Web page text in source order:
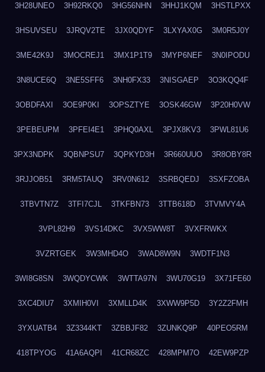
3H28UNEO 3H92RKQ0 3HG56NHN 3HHJ1KQM 3HSTLPXX
3HSUVSEU 3JRQV2TE 3JX0QDYF 3LXYAX0G 3M0R5J0Y
3ME42K9J 3MOCREJ1 3MX1P1T9 3MYP6NEF 3N0IPODU
3N8UCE6Q 3NE5SFF6 3NH0FX33 3NISGAEP 3O3KQQ4F
3OBDFAXI 3OE9P0KI 3OPSZTYE 3OSK46GW 3P20H0VW
3PEBEUPM 3PFEI4E1 3PHQ0AXL 3PJX8KV3 3PWL81U6
3PX3NDPK 3QBNPSU7 3QPKYD3H 3R660UUO 3R8OBY8R
3RJJOB51 3RM5TAUQ 3RV0N612 3SRBQEDJ 3SXFZOBA
3TBVTN7Z 3TFI7CJL 3TKFBN73 3TTB618D 3TVMVY4A
3VPL82H9 3VS14DKC 3VX5WW8T 3VXFRWKX
3VZRTGEK 3W3MHD4O 3WAD8W9N 3WDTF1N3
3WI8G8SN 3WQDYCWK 3WTTA97N 3WU70G19 3X71FE60
3XC4DIU7 3XMIH0VI 3XMLLD4K 3XWW9P5D 3Y2Z2FMH
3YXUATB4 3Z3344KT 3ZBBJF82 3ZUNKQ9P 40PEO5RM
418TPYOG 41A6AQPI 41CR68ZC 428MPM7O 42EW9PZP